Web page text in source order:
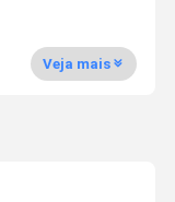
Veja mais